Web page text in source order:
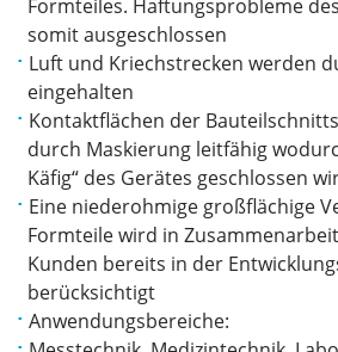
Formteiles. Haftungsprobleme
somit ausgeschlossen
Luft und Kriechstrecken werden
eingehalten
Kontaktflächen der
durch Maskierung leitfähig
Käfig“ des Gerätes geschlossen
Eine niederohmige großflächige
Formteile wird in
Kunden bereits in der
berücksichtigt
Anwendungsbereiche: